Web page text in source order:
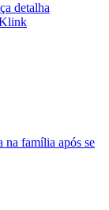
detalha
na família após se